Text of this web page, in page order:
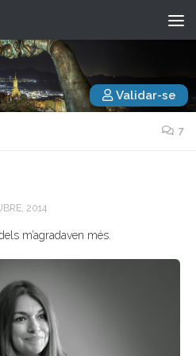
Validar-se
7
2014
m’agradaven més.